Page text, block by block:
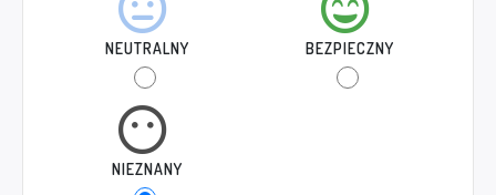
NEUTRALNY BEZPIECZNY
NIEZNANY